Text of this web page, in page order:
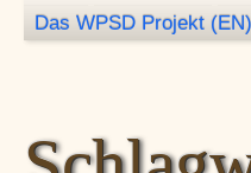
Das WPSD Projekt (EN)